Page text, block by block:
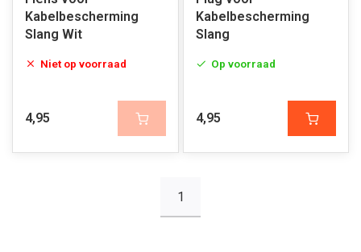
Kabelbescherming
Slang Wit
Niet op voorraad
4,95
Kabelbescherming
Slang
Op voorraad
4,95
1